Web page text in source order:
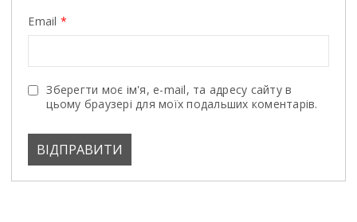
Email *
Зберегти моє ім'я, e-mail, та адресу сайту в
цьому браузері для моїх подальших коментарів.